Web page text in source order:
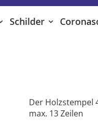
Schilder
Der Holzstempel
max. 13 Zeilen